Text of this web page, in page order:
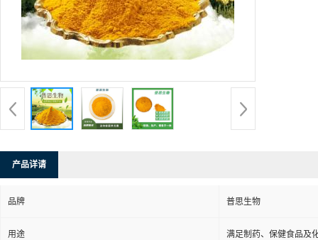
产品详请
品牌 普思生物
用途 满足制药、保健食品及